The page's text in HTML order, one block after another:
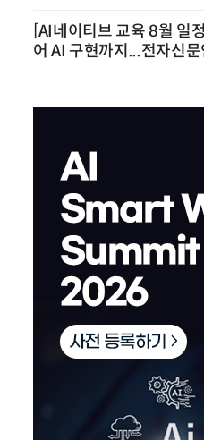
[AI네이티브 교육 8월 일
어 AI 구현까지...전자신